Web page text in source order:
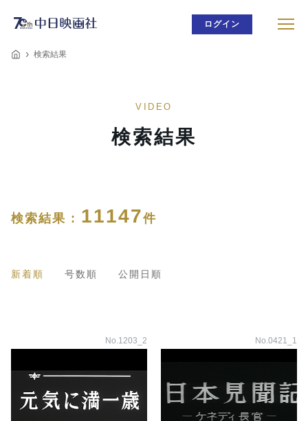
ログイン
検索結果
VIDEO
検索結果
検索結果 : 11147件
新着順 号数順 公開日順
No.1203_2 No.0421_1